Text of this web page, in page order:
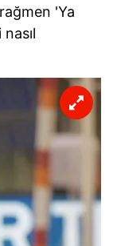
'Ya